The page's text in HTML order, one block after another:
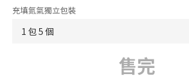
充填氮氣獨立包裝
售完